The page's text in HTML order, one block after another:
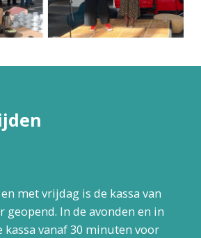
met vrijdag is de kassa van
geopend. In de avonden en in
kassa vanaf 30 minuten voor